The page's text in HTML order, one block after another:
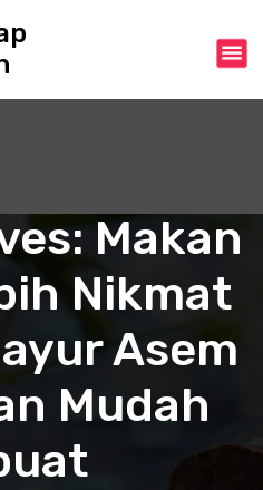
Makan
Nikmat
Asem
Mudah